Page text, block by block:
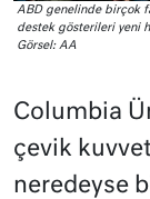
ABD genelinde birçok
destek gösterileri yeni
Görsel: AA
Columbia
çevik
neredeyse